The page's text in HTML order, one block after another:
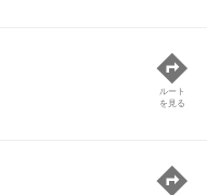
ルート
を見る